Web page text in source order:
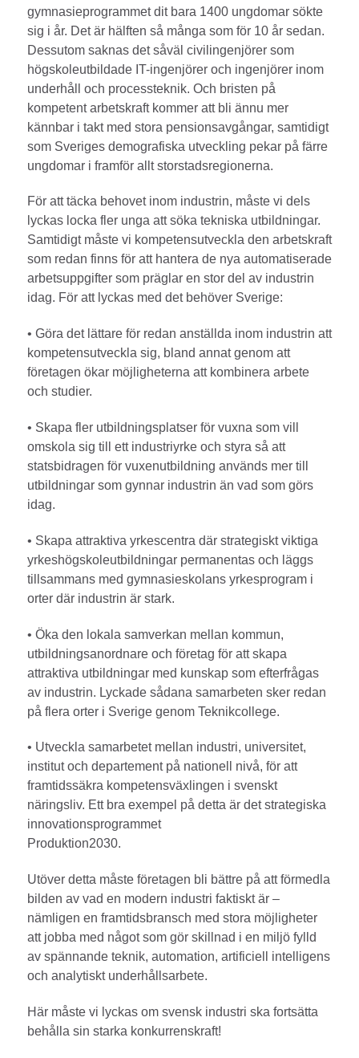
gymnasieprogrammet dit bara 1400 ungdomar sökte
sig i år. Det är hälften så många som för 10 år sedan.
Dessutom saknas det såväl civilingenjörer som
högskoleutbildade IT-ingenjörer och ingenjörer inom
underhåll och processteknik. Och bristen på
kompetent arbetskraft kommer att bli ännu mer
kännbar i takt med stora pensionsavgångar, samtidigt
som Sveriges demografiska utveckling pekar på färre
ungdomar i framför allt storstadsregionerna.
För att täcka behovet inom industrin, måste vi dels
lyckas locka fler unga att söka tekniska utbildningar.
Samtidigt måste vi kompetensutveckla den arbetskraft
som redan finns för att hantera de nya automatiserade
arbetsuppgifter som präglar en stor del av industrin
idag. För att lyckas med det behöver Sverige:
• Göra det lättare för redan anställda inom industrin att
kompetensutveckla sig, bland annat genom att
företagen ökar möjligheterna att kombinera arbete
och studier.
• Skapa fler utbildningsplatser för vuxna som vill
omskola sig till ett industriyrke och styra så att
statsbidragen för vuxenutbildning används mer till
utbildningar som gynnar industrin än vad som görs
idag.
• Skapa attraktiva yrkescentra där strategiskt viktiga
yrkeshögskoleutbildningar permanentas och läggs
tillsammans med gymnasieskolans yrkesprogram i
orter där industrin är stark.
• Öka den lokala samverkan mellan kommun,
utbildningsanordnare och företag för att skapa
attraktiva utbildningar med kunskap som efterfrågas
av industrin. Lyckade sådana samarbeten sker redan
på flera orter i Sverige genom Teknikcollege.
• Utveckla samarbetet mellan industri, universitet,
institut och departement på nationell nivå, för att
framtidssäkra kompetensväxlingen i svenskt
näringsliv. Ett bra exempel på detta är det strategiska
innovationsprogrammet
Produktion2030.
Utöver detta måste företagen bli bättre på att förmedla
bilden av vad en modern industri faktiskt är –
nämligen en framtidsbransch med stora möjligheter
att jobba med något som gör skillnad i en miljö fylld
av spännande teknik, automation, artificiell intelligens
och analytiskt underhållsarbete.
Här måste vi lyckas om svensk industri ska fortsätta
behålla sin starka konkurrenskraft!